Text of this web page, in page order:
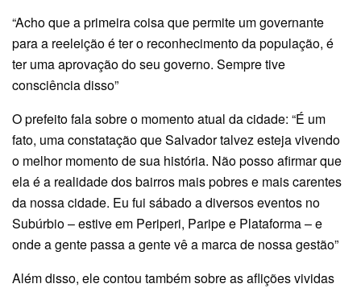
“Acho que a primeira coisa que permite um governante
para a reeleição é ter o reconhecimento da população, é
ter uma aprovação do seu governo. Sempre tive
consciência disso”
O prefeito fala sobre o momento atual da cidade: “É um
fato, uma constatação que Salvador talvez esteja vivendo
o melhor momento de sua história. Não posso afirmar que
ela é a realidade dos bairros mais pobres e mais carentes
da nossa cidade. Eu fui sábado a diversos eventos no
Subúrbio – estive em Periperi, Paripe e Plataforma – e
onde a gente passa a gente vê a marca de nossa gestão”
Além disso, ele contou também sobre as aflições vividas